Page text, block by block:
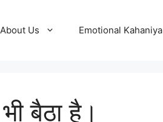
About Us Emotional Kahaniya
बैठा है।